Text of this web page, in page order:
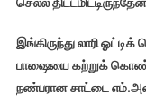
செல்ல
இங்கிருந்து லாரி
பாஷையை கற்றுக்
நண்பரான சாட்டை